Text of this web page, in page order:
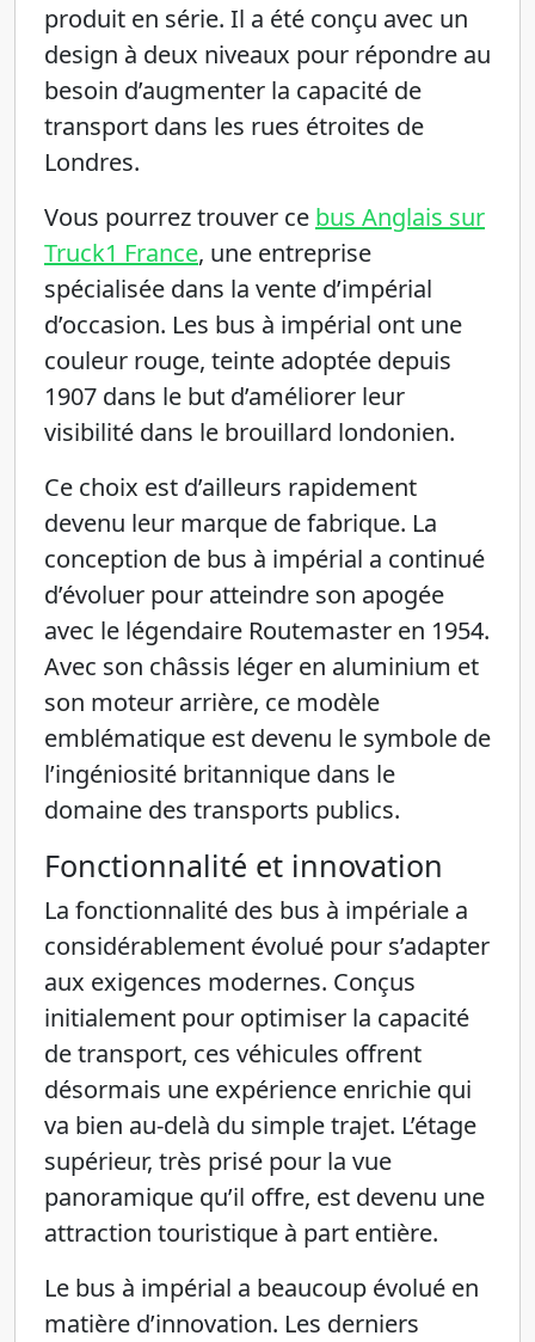
produit en série. Il a été conçu avec un
design à deux niveaux pour répondre au
besoin d’augmenter la capacité de
transport dans les rues étroites de
Londres.
Vous pourrez trouver ce bus Anglais sur
Truck1 France, une entreprise
spécialisée dans la vente d’impérial
d’occasion. Les bus à impérial ont une
couleur rouge, teinte adoptée depuis
1907 dans le but d’améliorer leur
visibilité dans le brouillard londonien.
Ce choix est d’ailleurs rapidement
devenu leur marque de fabrique. La
conception de bus à impérial a continué
d’évoluer pour atteindre son apogée
avec le légendaire Routemaster en 1954.
Avec son châssis léger en aluminium et
son moteur arrière, ce modèle
emblématique est devenu le symbole de
l’ingéniosité britannique dans le
domaine des transports publics.
Fonctionnalité et innovation
La fonctionnalité des bus à impériale a
considérablement évolué pour s’adapter
aux exigences modernes. Conçus
initialement pour optimiser la capacité
de transport, ces véhicules offrent
désormais une expérience enrichie qui
va bien au-delà du simple trajet. L’étage
supérieur, très prisé pour la vue
panoramique qu’il offre, est devenu une
attraction touristique à part entière.
Le bus à impérial a beaucoup évolué en
matière d’innovation. Les derniers